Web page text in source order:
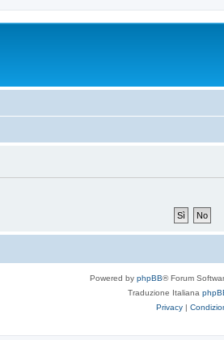
Powered by phpBB® Forum
Traduzione Italiana
Privacy |